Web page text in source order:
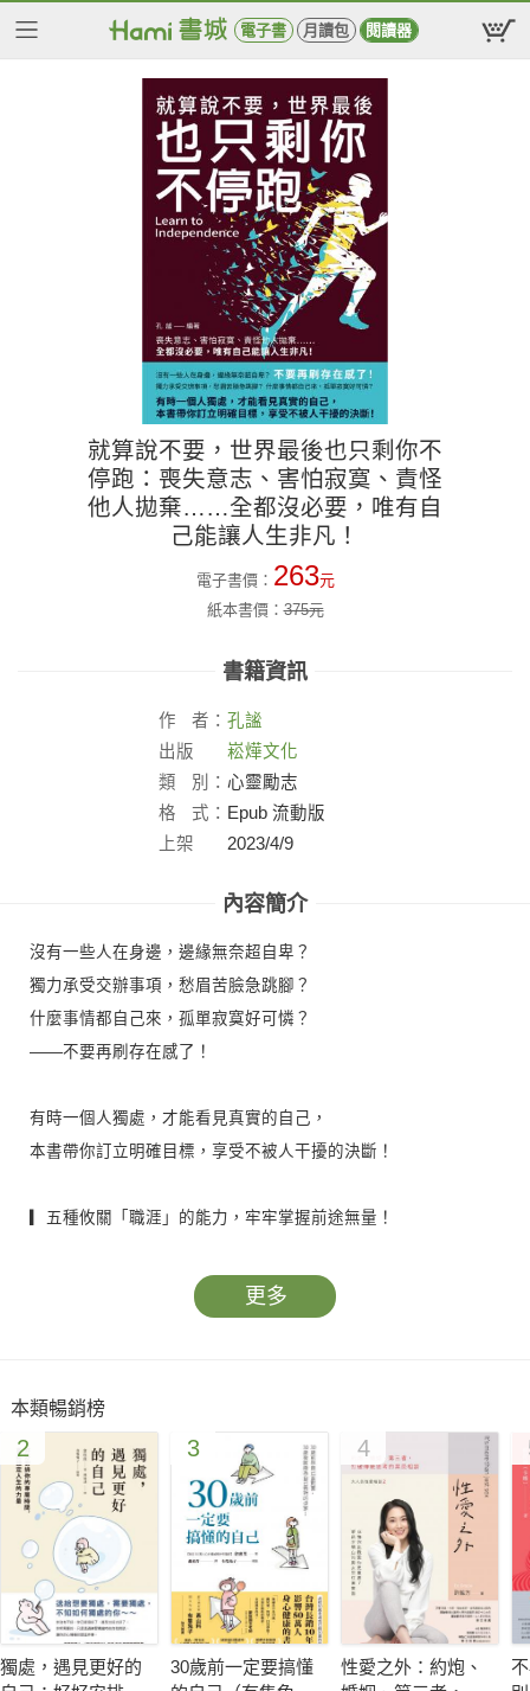
電子書 月讀包 閱讀器
就算說不要，世界最後也只剩你不
停跑：喪失意志、害怕寂寞、責怪
他人拋棄……全都沒必要，唯有自
己能讓人生非凡！
電子書價： 263元
紙本書價：375元
書籍資訊
作 者： 孔謐
出版
社：
崧燁文化
類
別： 心靈勵志
格
式： Epub 流動版
上架
2023/4/9
內容簡介
沒有一些人在身邊，邊緣無奈超自卑？
獨力承受交辦事項，愁眉苦臉急跳腳？
什麼事情都自己來，孤單寂寞好可憐？
——不要再刷存在感了！
有時一個人獨處，才能看見真實的自己，
本書帶你訂立明確目標，享受不被人干擾的決斷！
▎五種攸關「職涯」的能力，牢牢掌握前途無量！
「決定」可以在我們的要求、情況和所處的世界之間搭建一座
橋。如果不曾發展出有效決定的能力，便會有一種無力感、無用
包括自己的能力、價值觀、好惡、個性、生理特徵、期望等等，
作為生涯規畫的起點，也是達成目標的本錢。
◎資料統合力
評估各種生涯、職業的資料，尤其是要收集、分析適合你期望及
生活形態的職業資料，並結合主觀條件及客觀的資料，以形成個
人最滿意的生涯抉擇。
◎自我推銷力
學習如何去找工作，如何把握機會表現自己，包括自傳、履歷資
料及面試前後的準備，最後受到雇主賞識而拿到offer。
更多
本類暢銷榜
2
獨處，遇見更好的
3
30歲前一定要搞懂
4
性愛之外：約炮、